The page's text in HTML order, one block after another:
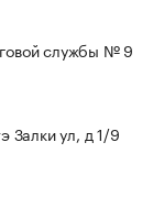
службы № 9
Залки ул, д 1/9